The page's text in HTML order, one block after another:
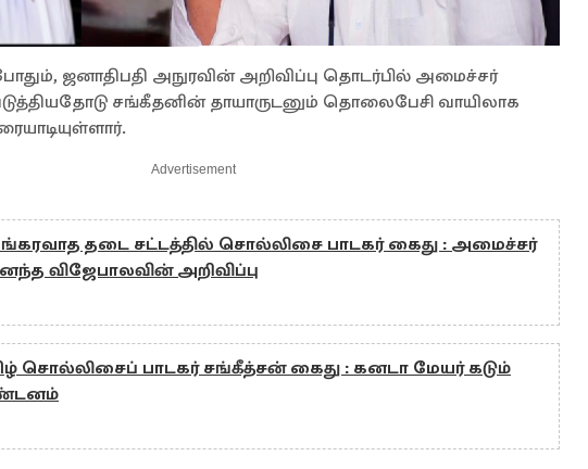
ஜனாதிபதி அநுரவின் அறிவிப்பு தொடர்பில் அமைச்சர்
சங்கீதனின் தாயாருடனும் தொலைபேசி வாயிலாக
Advertisement
தடை சட்டத்தில் சொல்லிசை பாடகர் கைது : அமைச்சர்
விஜேபாலவின் அறிவிப்பு
சொல்லிசைப் பாடகர் சங்கீத்சன் கைது : கனடா மேயர் கடும்